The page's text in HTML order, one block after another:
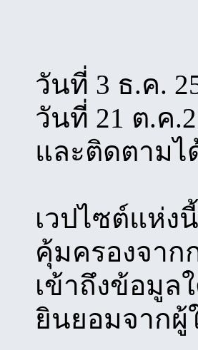
วันที่ 3 ธ.ค.
วันที่ 21 ต.ค
และติดตามไ
เวปไซต์แห่ง
คุ้มครองจาก
เข้าถึงข้อมูล
ยินยอมจากผู้